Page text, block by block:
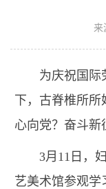
来
为庆祝国际劳
下，古脊椎所所
心向党？奋斗新
3月11日，妇
艺美术馆参观学